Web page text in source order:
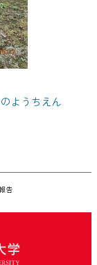
ようちえん
告